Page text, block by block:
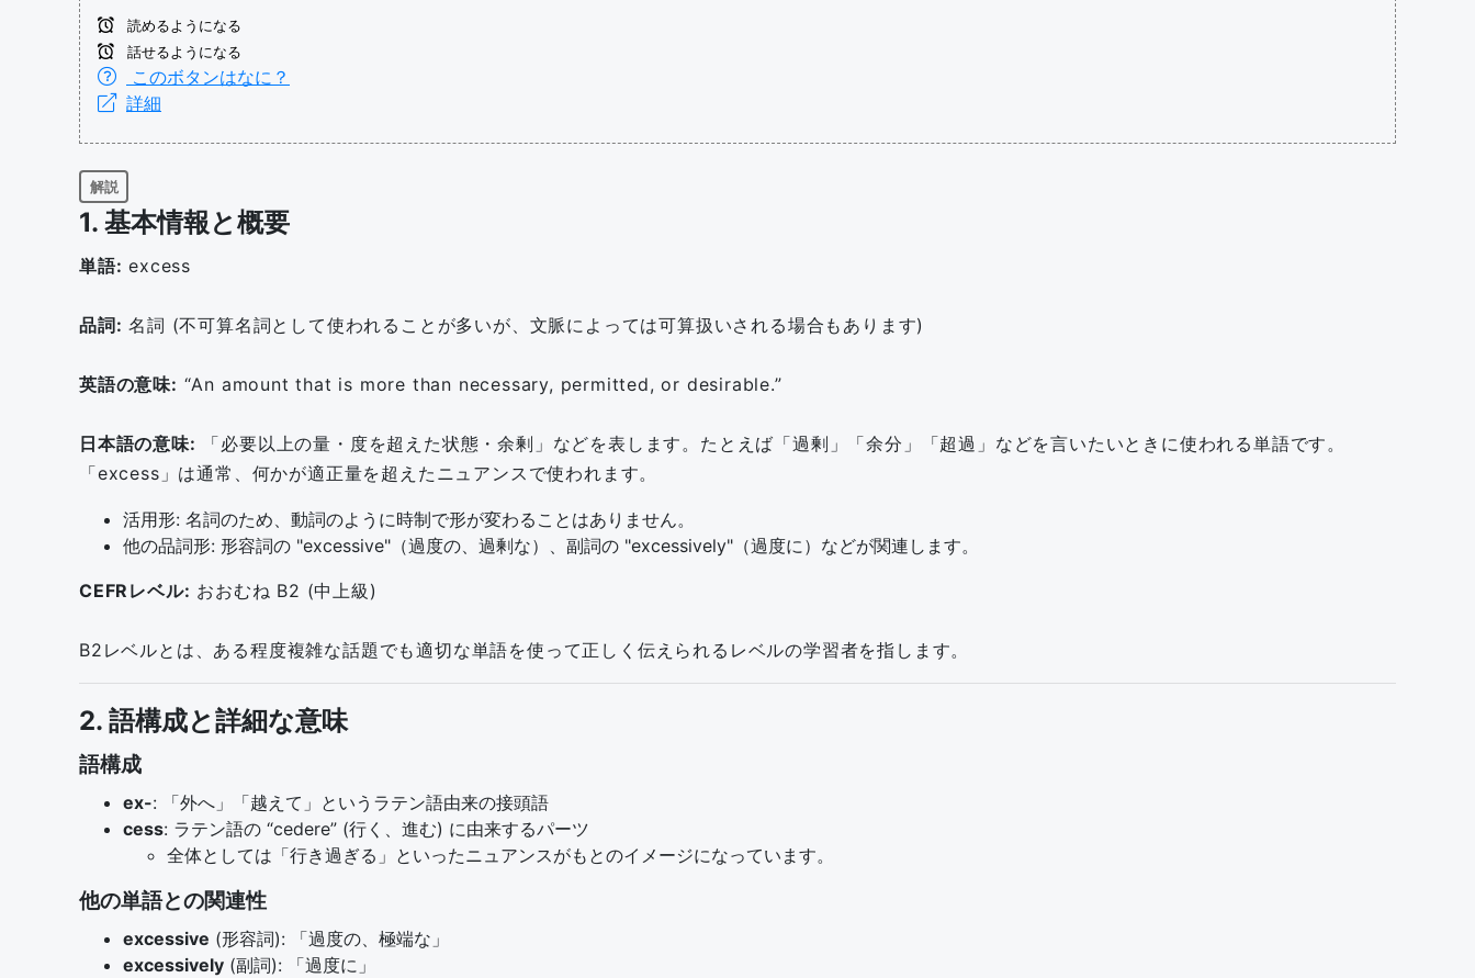
読めるようになる
話せるようになる
このボタンはなに？
詳細
解説
1. 基本情報と概要
単語: excess
品詞: 名詞 (不可算名詞として使われることが多いが、文脈によっては可算扱いされる場合もあります)
英語の意味: “An amount that is more than necessary, permitted, or desirable.”
日本語の意味: 「必要以上の量・度を超えた状態・余剰」などを表します。たとえば「過剰」「余分」「超過」などを言いたいときに使われる単語です。
「excess」は通常、何かが適正量を超えたニュアンスで使われます。
活用形: 名詞のため、動詞のように時制で形が変わることはありません。
他の品詞形: 形容詞の excessive （過度の、過剰な）、副詞の excessively （過度に）などが関連します。
CEFRレベル: おおむね B2 (中上級)
B2レベルとは、ある程度複雑な話題でも適切な単語を使って正しく伝えられるレベルの学習者を指します。
2. 語構成と詳細な意味
語構成
ex-: 「外へ」「越えて」というラテン語由来の接頭語
cess: ラテン語の “cedere” (行く、進む) に由来するパーツ
全体としては「行き過ぎる」といったニュアンスがもとのイメージになっています。
他の単語との関連性
excessive (形容詞): 「過度の、極端な」
excessively (副詞): 「過度に」